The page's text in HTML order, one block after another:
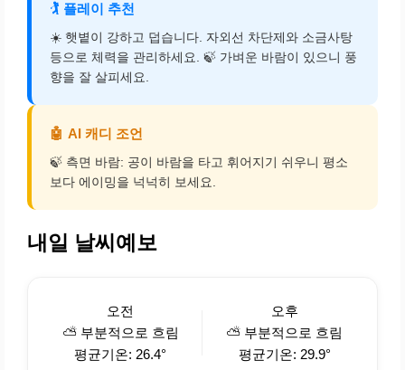
🏌️ 플레이 추천
☀️ 햇볕이 강하고 덥습니다. 자외선 차단제와 소금사탕
등으로 체력을 관리하세요. 🍃 가벼운 바람이 있으니 풍
향을 잘 살피세요.
🤖 AI 캐디 조언
🍃 측면 바람: 공이 바람을 타고 휘어지기 쉬우니 평소
보다 에이밍을 넉넉히 보세요.
내일 날씨예보
오전
⛅ 부분적으로 흐림
평균기온: 26.4°
오후
⛅ 부분적으로 흐림
평균기온: 29.9°